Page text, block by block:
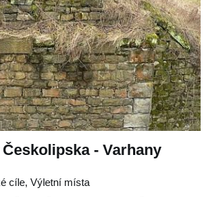
- Varhany
cíle, Výletní místa